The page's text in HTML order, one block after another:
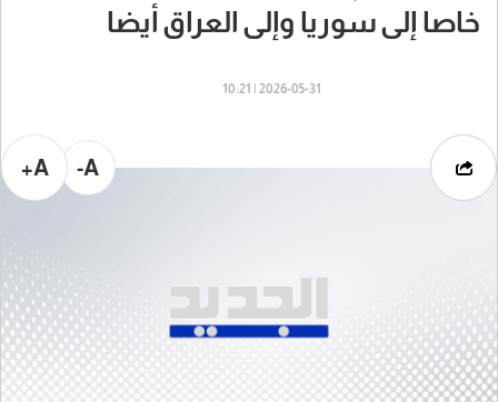
خاصا إلى سوريا وإلى العراق أيضا
2026-05-31 | 10:21
A-
A+